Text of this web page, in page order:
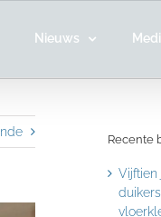
Nieuws
Recente